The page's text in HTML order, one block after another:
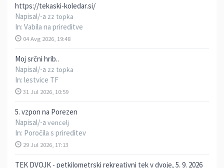
https://tekaski-koledar.si/
Napisal/-a zz topka
In: Vabila na prireditve
04 Avg 2026, 19:48
Moj srčni hrib..
Napisal/-a zz topka
In: lestvice TF
31 Jul 2026, 10:59
5. vzpon na Porezen
Napisal/-a vencelj
In: Poročila s prireditev
29 Jul 2026, 17:13
TEK DVOJK - petkilometrski rekreativni tek v dvoje, 5. 9. 2026